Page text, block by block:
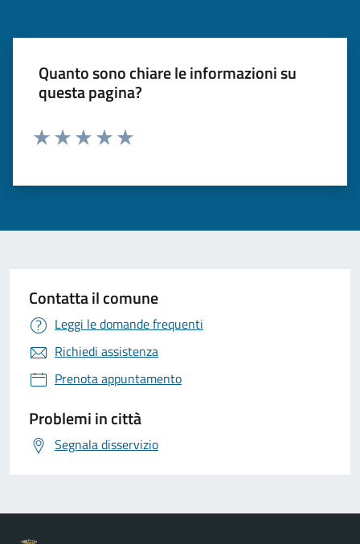
Quanto sono chiare le informazioni su
questa pagina?
Contatta il comune
Leggi le domande frequenti
Richiedi assistenza
Prenota appuntamento
Problemi in città
Segnala disservizio